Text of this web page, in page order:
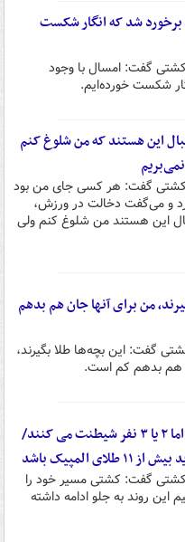
برخورد شد که انگار شکست
گفت: امسال با وجود
شکست خورده‌ایم.
این هستند که من شلوغ کنم
کشتی گفت: هر کسی جای من بود
و می‌گفت دخالت در ورزش،
این هستند من شلوغ کنم ولی
من برای آنها جان هم بدهم
گفت: این بچه‌ها طلا بگیرند،
هم بدهم کم است.
وزیر خوب است اما ۲ یا ۳ نفر شیطنت می کنند/
المپیک باشد
گفت: کشتی مسیر خود را
این روند به جلو ادامه داشته